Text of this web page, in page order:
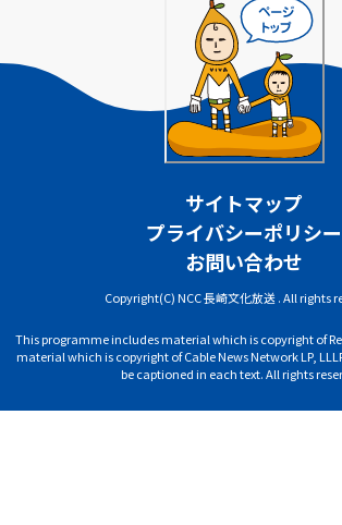
サイトマップ
プライバシーポリシー
お問い合わせ
Copyright(C) NCC 長崎文化放送 . All rights
This programme includes material which is copyright of
material which is copyright of Cable News Network LP,
be captioned in each text. All rights